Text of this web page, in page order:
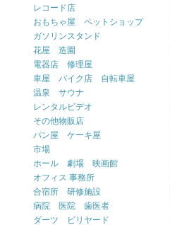
レコード店
おもちゃ屋 ペットショップ
ガソリンスタンド
花屋 造園
電器店 修理屋
車屋 バイク店 自転車屋
温泉 サウナ
レンタルビデオ
その他物販店
パン屋 ケーキ屋
市場
ホール 劇場 映画館
オフィス 事務所
合宿所 研修施設
病院 医院 歯医者
ダーツ ビリヤード